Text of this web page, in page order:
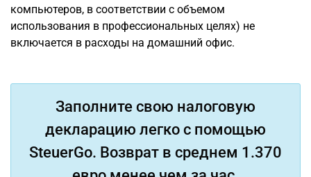
компьютеров, в соответствии с объемом
использования в профессиональных целях) не
включается в расходы на домашний офис.
Заполните свою налоговую
декларацию легко с помощью
SteuerGo. Возврат в среднем 1.370